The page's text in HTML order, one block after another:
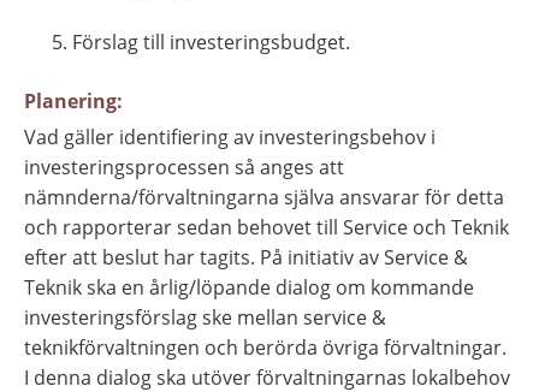
Förslag till investeringsbudget.
Planering:
Vad gäller identifiering av investeringsbehov i
investeringsprocessen så anges att
nämnderna/förvaltningarna själva ansvarar för detta
och rapporterar sedan behovet till Service och Teknik
efter att beslut har tagits. På initiativ av Service &
Teknik ska en årlig/löpande dialog om kommande
investeringsförslag ske mellan service &
teknikförvaltningen och berörda övriga förvaltningar.
I denna dialog ska utöver förvaltningarnas lokalbehov